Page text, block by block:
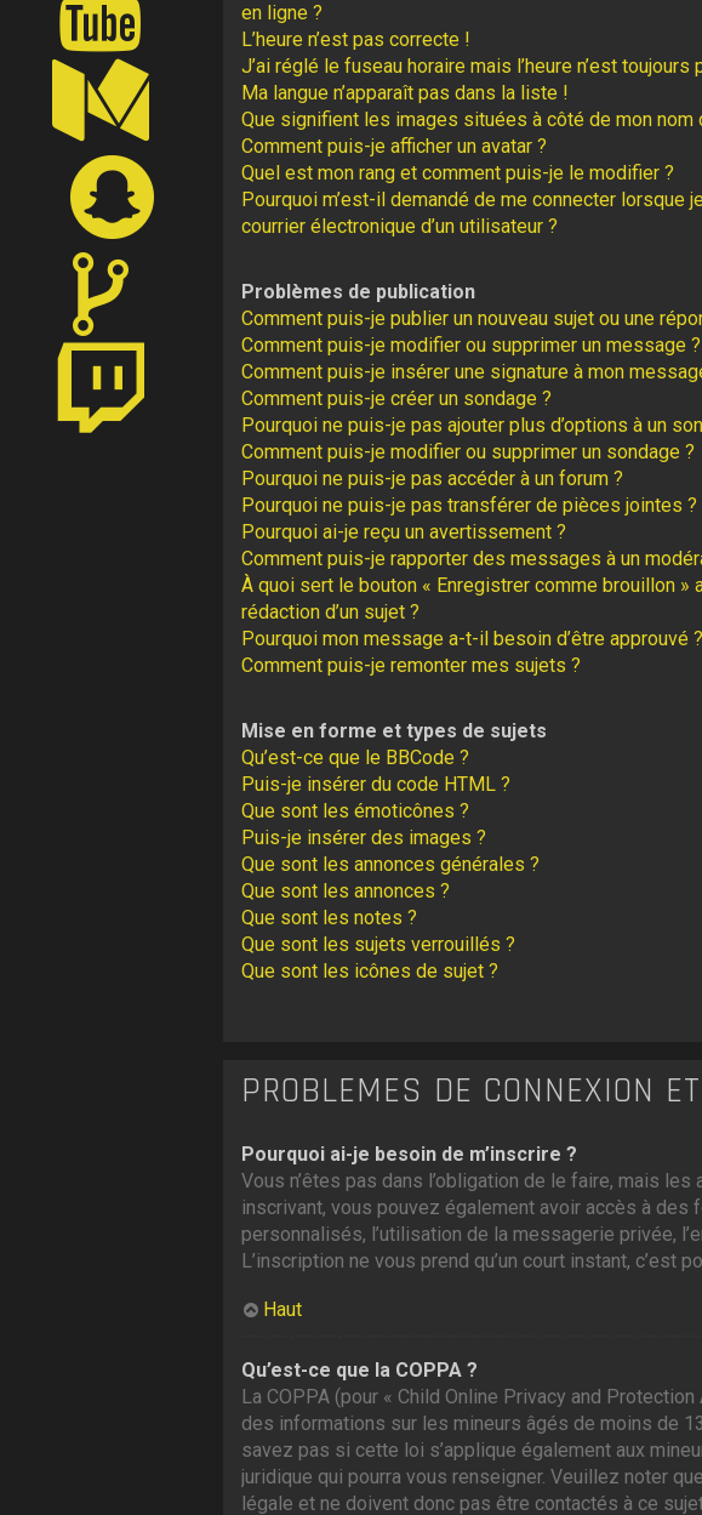
en ligne ?
L’heure n’est pas correcte !
J’ai réglé le fuseau horaire mais l’heure n’est toujours
Ma langue n’apparaît pas dans la liste !
Que signifient les images situées à côté de mon nom
Comment puis-je afficher un avatar ?
Quel est mon rang et comment puis-je le modifier ?
Pourquoi m’est-il demandé de me connecter lorsque
courrier électronique d’un utilisateur ?
Problèmes de publication
Comment puis-je publier un nouveau sujet ou une
Comment puis-je modifier ou supprimer un message ?
Comment puis-je insérer une signature à mon
Comment puis-je créer un sondage ?
Pourquoi ne puis-je pas ajouter plus d’options à un
Comment puis-je modifier ou supprimer un sondage ?
Pourquoi ne puis-je pas accéder à un forum ?
Pourquoi ne puis-je pas transférer de pièces jointes ?
Pourquoi ai-je reçu un avertissement ?
Comment puis-je rapporter des messages à un
À quoi sert le bouton « Enregistrer comme brouillon »
rédaction d’un sujet ?
Pourquoi mon message a-t-il besoin d’être approuvé ?
Comment puis-je remonter mes sujets ?
Mise en forme et types de sujets
Qu’est-ce que le BBCode ?
Puis-je insérer du code HTML ?
Que sont les émoticônes ?
Puis-je insérer des images ?
Que sont les annonces générales ?
Que sont les annonces ?
Que sont les notes ?
Que sont les sujets verrouillés ?
Que sont les icônes de sujet ?
PROBLÈMES DE CONNEXION
Pourquoi ai-je besoin de m’inscrire ?
Vous n’êtes pas dans l’obligation de le faire, mais
inscrivant, vous pouvez également avoir accès à
personnalisés, l’utilisation de la messagerie privée,
L’inscription ne vous prend qu’un court instant, c’est
Haut
Qu’est-ce que la COPPA ?
La COPPA (pour « Child Online Privacy and
des informations sur les mineurs âgés de moins de
savez pas si cette loi s’applique également aux
juridique qui pourra vous renseigner. Veuillez noter
légale et ne doivent donc pas être contactés à ce